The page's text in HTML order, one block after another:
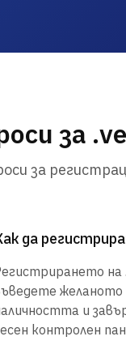
за
за
да
на
желаното
и
контролен